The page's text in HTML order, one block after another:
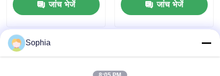
जांच भेजें
जांच भेजें
Sophia